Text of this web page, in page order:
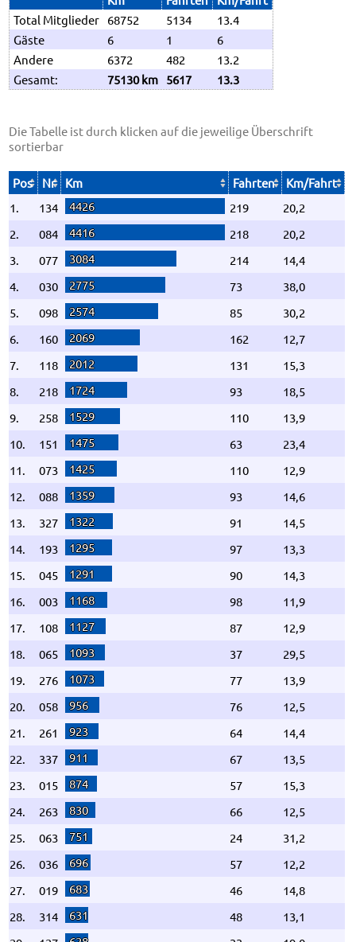
Total Mitglieder 68752 5134
13.4
Gäste
6 1
6
Andere
6372 482
13.2
Gesamt:
75130 km 5617 13.3
Die Tabelle ist durch klicken auf die jeweilige Überschrift
sortierbar
Pos Nr Km Fahrten
Km/Fahrt
1.
134 4426 219
20,2
2.
084 4416 218
20,2
3.
077 3084 214
14,4
4.
030 2775 73
38,0
5.
098 2574 85
30,2
6.
160 2069 162
12,7
7.
118 2012 131
15,3
8.
218 1724 93
18,5
9.
258 1529 110
13,9
10.
151 1475 63
23,4
11.
073 1425 110
12,9
12.
088 1359 93
14,6
13.
327 1322 91
14,5
14.
193 1295 97
13,3
15.
045 1291 90
14,3
16.
003 1168 98
11,9
17.
108 1127 87
12,9
18.
065 1093 37
29,5
19.
276 1073 77
13,9
20.
058 956 76
12,5
21.
261 923 64
14,4
22.
337 911 67
13,5
23.
015 874 57
15,3
24.
263 830 66
12,5
25.
063 751 24
31,2
26.
036 696 57
12,2
27.
019 683 46
14,8
28.
314 631 48
13,1